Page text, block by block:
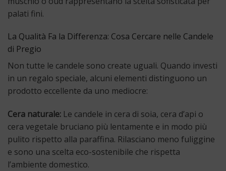
palati fini.
La Qualità Fa la Differenza: Cosa Cercare nelle Candele
di Pregio
Non tutte le candele sono create uguali. Quando investi
in un regalo speciale, alcuni elementi distinguono un
prodotto eccellente da uno mediocre:
Cera naturale: Le candele in cera di soia, cera d’api o
cera vegetale bruciano più lentamente e in modo più
pulito rispetto alla paraffina. Rilasciano meno fuliggine
e sono una scelta eco-sostenibile che rispetta
l’ambiente domestico.